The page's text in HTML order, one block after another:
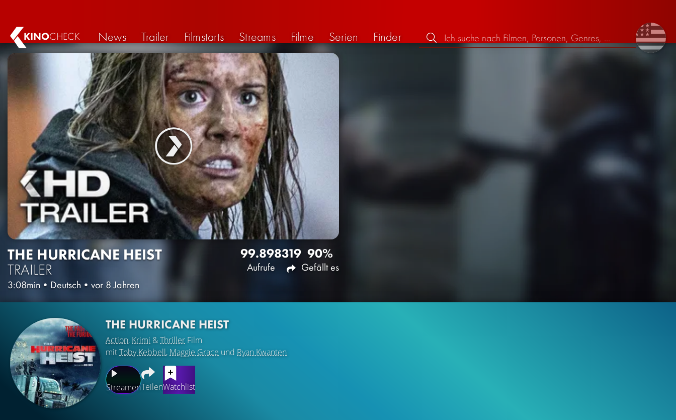
KINOCHECK News Trailer Filmstarts Streams Filme Serien Finder
THE HURRICANE HEIST
TRAILER
3:08min • Deutsch • vor 8 Jahren
99.898
Aufrufe
319 90%
Gefällt es
THE HURRICANE HEIST
Action, Krimi &Thriller Film
mitToby Kebbell, Maggie Grace und Ryan Kwanten
StreamenTeilenWatchlist